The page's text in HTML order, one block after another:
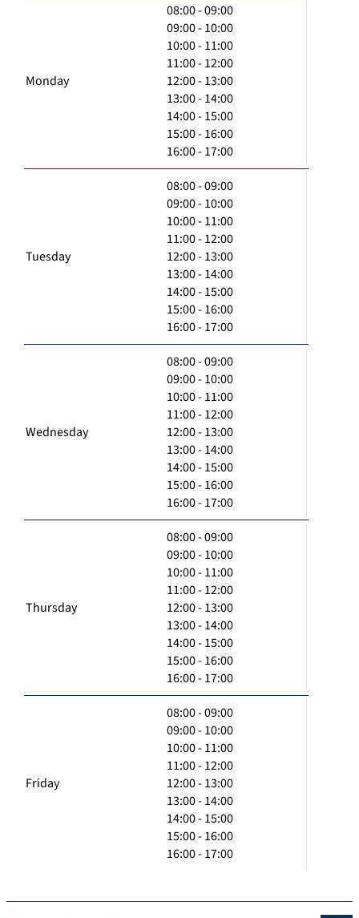
Monday
08:00 - 09:00
09:00 - 10:00
10:00 - 11:00
11:00 - 12:00
12:00 - 13:00
13:00 - 14:00
14:00 - 15:00
15:00 - 16:00
16:00 - 17:00
Tuesday
08:00 - 09:00
09:00 - 10:00
10:00 - 11:00
11:00 - 12:00
12:00 - 13:00
13:00 - 14:00
14:00 - 15:00
15:00 - 16:00
16:00 - 17:00
Wednesday
08:00 - 09:00
09:00 - 10:00
10:00 - 11:00
11:00 - 12:00
12:00 - 13:00
13:00 - 14:00
14:00 - 15:00
15:00 - 16:00
16:00 - 17:00
Thursday
08:00 - 09:00
09:00 - 10:00
10:00 - 11:00
11:00 - 12:00
12:00 - 13:00
13:00 - 14:00
14:00 - 15:00
15:00 - 16:00
16:00 - 17:00
Friday
08:00 - 09:00
09:00 - 10:00
10:00 - 11:00
11:00 - 12:00
12:00 - 13:00
13:00 - 14:00
14:00 - 15:00
15:00 - 16:00
16:00 - 17:00